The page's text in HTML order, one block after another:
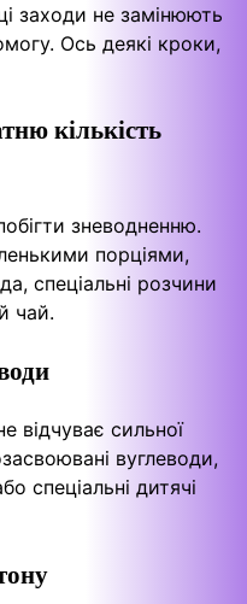
заходи не замінюють
Ось деякі кроки,
кількість
зневодненню.
порціями,
спеціальні розчини
чай.
відчуває сильної
вуглеводи,
спеціальні дитячі